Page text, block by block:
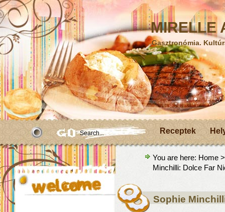
MIRELLE
Gasztronómia.
Receptek
You are here: Home
Minchilli: Dolce Far
Sophie